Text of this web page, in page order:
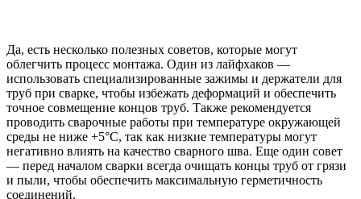
Да, есть несколько полезных советов, которые могут
облегчить процесс монтажа. Один из лайфхаков —
использовать специализированные зажимы и держатели для
труб при сварке, чтобы избежать деформаций и обеспечить
точное совмещение концов труб. Также рекомендуется
проводить сварочные работы при температуре окружающей
среды не ниже +5°C, так как низкие температуры могут
негативно влиять на качество сварного шва. Еще один совет
— перед началом сварки всегда очищать концы труб от грязи
и пыли, чтобы обеспечить максимальную герметичность
соединений.